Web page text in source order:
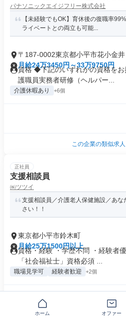
パナソニックエイジフリー株式会社
【未経験でもOK】育休後の復職率
ライベートとの両立も可能...
〒187-0002東京都小平市花小金井
月給24万3450円～33万9750円
資格 ◆下記のいずれかの資格を
護職員実務者研修（ヘルパー...
介護休暇あり +6個
この企業の類似求
正社員
支援相談員
㈱ツツイ
支援相談員／介護老人保健施設／あ
さい！！
東京都小平市鈴木町
月給25万1500円以上
資格・経験 ・学歴不問 ・経験者
「社会福祉士」資格必須 ...
職場見学可 経験者歓迎 +2個
ホーム オファー